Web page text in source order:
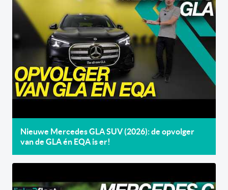
Nieuwe Mercedes GLA SUV (2026): de opvolger
van de GLA én EQA is er!